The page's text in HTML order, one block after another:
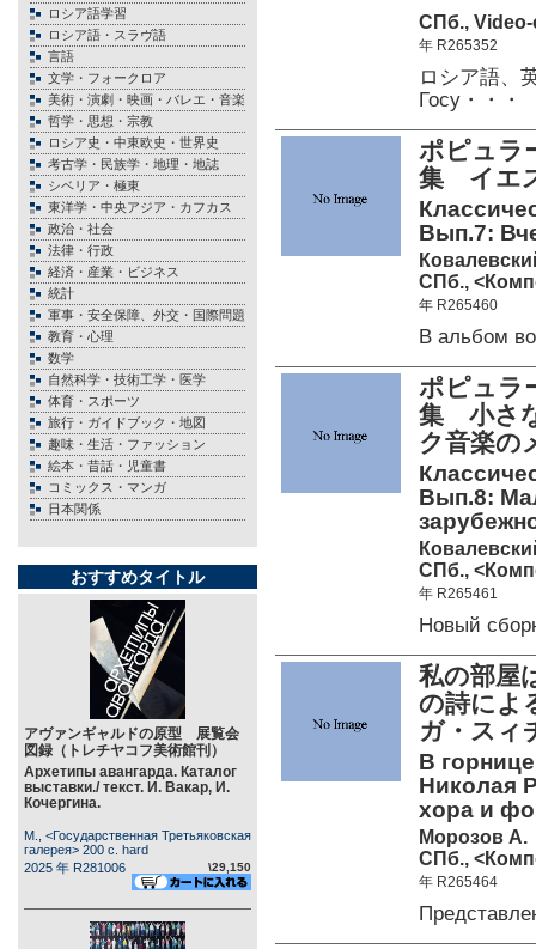
ロシア語学習
ロシア語・スラヴ語
言語
文学・フォークロア
美術・演劇・映画・バレエ・音楽
哲学・思想・宗教
ロシア史・中東欧史・世界史
考古学・民族学・地理・地誌
シベリア・極東
東洋学・中央アジア・カフカス
政治・社会
法律・行政
経済・産業・ビジネス
統計
軍事・安全保障、外交・国際問題
教育・心理
数学
自然科学・技術工学・医学
体育・スポーツ
旅行・ガイドブック・地図
趣味・生活・ファッション
絵本・昔話・児童書
コミックス・マンガ
日本関係
おすすめタイトル
アヴァンギャルドの原型 展覧会
図録（トレチヤコフ美術館刊）
Архетипы авангарда. Каталог
выставки./ текст. И. Вакар, И.
Кочергина.
М., <Государственная Третьяковская
галерея> 200 c. hard
2025 年 R281006
\29,150
СПб.,
年 R265352
ロシア語、
Госу・・・
ポピュラ
集 イエ
Вып.7:
СПб.,
年 R265460
В альбом
ポピュラ
集 小さ
ク音楽の
Вып.8:
СПб.,
年 R265461
Новый
私の部屋
の詩によ
ガ・スィ
В
Николая
хора и
Морозов А.
СПб.,
年 R265464